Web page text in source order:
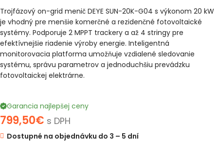
Trojfázový on-grid menič DEYE SUN-20K-G04 s výkonom 20 kW
je vhodný pre menšie komerčné a rezidenčné fotovoltaické
systémy. Podporuje 2 MPPT trackery a až 4 stringy pre
efektívnejšie riadenie výroby energie. Inteligentná
monitorovacia platforma umožňuje vzdialené sledovanie
systému, správu parametrov a jednoduchšiu prevádzku
fotovoltaickej elektrárne.
Garancia najlepšej ceny
799,50€ s DPH
Dostupné na objednávku do 3 – 5 dní